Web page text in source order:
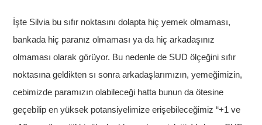
İşte Silvia bu sıfır noktasını dolapta hiç yemek olmaması,
bankada hiç paranız olmaması ya da hiç arkadaşınız
olmaması olarak görüyor. Bu nedenle de SUD ölçeğini sıfır
noktasına geldikten sı sonra arkadaşlarımızın, yemeğimizin,
cebimizde paramızın olabileceği hatta bunun da ötesine
geçebilip en yüksek potansiyelimize erişebileceğimiz “+1 ve